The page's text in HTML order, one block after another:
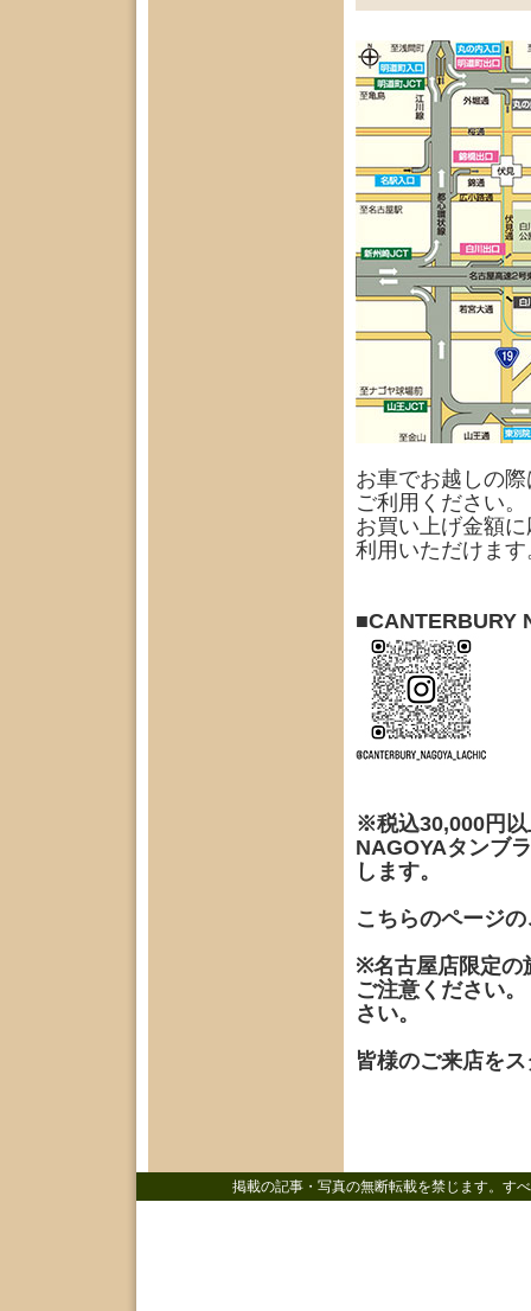
お車でお越しの
ご利用ください。
お買い上げ金額
利用いただけます
■CANTERBURY
※税込30,000円
NAGOYAタンブ
します。
こちらのページ
※名古屋店限定の
ご注意ください
さい。
皆様のご来店を
掲載の記事・写真の無断転載を禁じます。す